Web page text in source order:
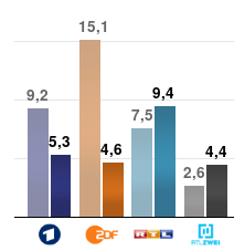
9,2
15,1
7,5
2,6
5,3 4,6
9,4
4,4